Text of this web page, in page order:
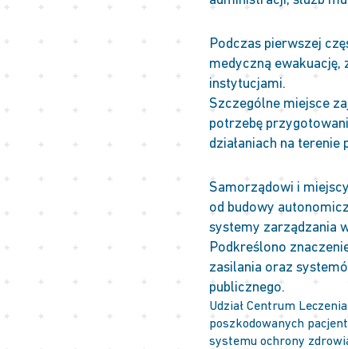
Podczas pierwszej
medyczną ewakuację,
instytucjami.
Szczególne miejsce
potrzebę
działaniach na terenie
Samorządowi i
od budowy
systemy zarządzania
Podkreślono
zasilania oraz
publicznego.
Udział Centrum
poszkodowanych
systemu ochrony